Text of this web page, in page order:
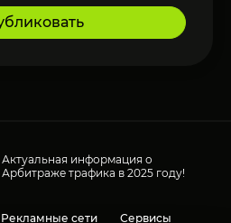
Актуальная информация о
Арбитраже трафика в 2025 году!
Рекламные сети Сервисы